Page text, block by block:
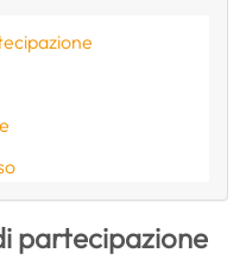
partecipazione